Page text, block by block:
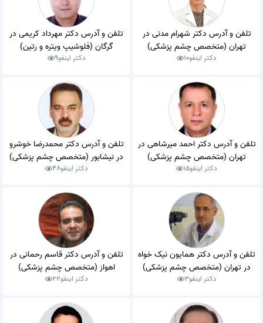
تلفن و آدرس دکتر شهرام مدنی در
تهران (متخصص چشم پزشکی)
دکتر اینفو10
تلفن و آدرس دکتر مهرداد کریمی در
گرگان (فلوشیپ ویتره و رتین)
دکتر اینفو9
تلفن و آدرس دکتر احمد میرشاهی در
تهران (متخصص چشم پزشکی)
دکتر اینفو15
تلفن و آدرس دکتر محمدرضا خوشرو
در نیشابور (متخصص چشم پزشکی)
دکتر اینفو48
تلفن و آدرس دکتر همایون نیک خواه
در تهران (متخصص چشم پزشکی)
دکتر اینفو3
تلفن و آدرس دکتر قاسم رحمانی در
اهواز (متخصص چشم پزشکی)
دکتر اینفو22